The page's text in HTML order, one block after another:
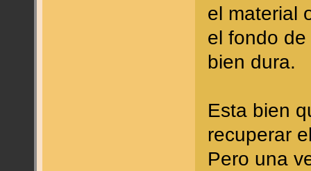
el material
el fondo
bien dura.
Esta bien
recuperar
Pero una